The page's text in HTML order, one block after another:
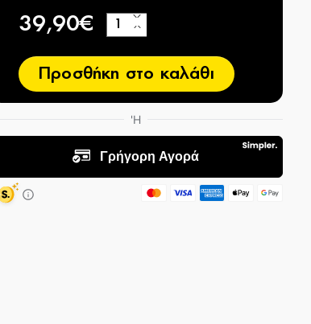
39,90€ −
+
Προσθήκη στο καλάθι